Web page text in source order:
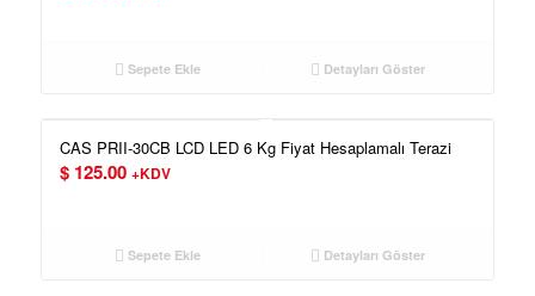
Sepete Ekle Detayları Göster
CAS PRII-30CB LCD LED 6 Kg Fiyat Hesaplamalı Terazi
$125.00 +KDV
Sepete Ekle Detayları Göster